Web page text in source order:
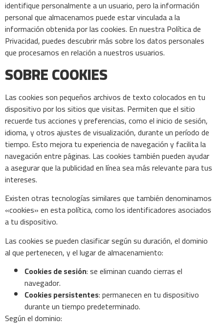
identifique personalmente a un usuario, pero la información
personal que almacenamos puede estar vinculada a la
información obtenida por las cookies. En nuestra Política de
Privacidad, puedes descubrir más sobre los datos personales
que procesamos en relación a nuestros usuarios.
SOBRE COOKIES
Las cookies son pequeños archivos de texto colocados en tu
dispositivo por los sitios que visitas. Permiten que el sitio
recuerde tus acciones y preferencias, como el inicio de sesión,
idioma, y otros ajustes de visualización, durante un período de
tiempo. Esto mejora tu experiencia de navegación y facilita la
navegación entre páginas. Las cookies también pueden ayudar
a asegurar que la publicidad en línea sea más relevante para tus
intereses.
Existen otras tecnologías similares que también denominamos
«cookies» en esta política, como los identificadores asociados
a tu dispositivo.
Las cookies se pueden clasificar según su duración, el dominio
al que pertenecen, y el lugar de almacenamiento:
Cookies de sesión: se eliminan cuando cierras el
navegador.
Cookies persistentes: permanecen en tu dispositivo
durante un tiempo predeterminado.
Según el dominio: